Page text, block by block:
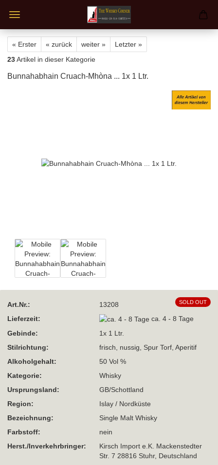
« Erster « zurück weiter »
Letzter »
23Artikel in dieser Kategorie
Bunnahabhain Cruach-Mhòna ... 1x 1 Ltr.
SOLD OUT
Art.Nr.:
13208
Lieferzeit:
ca. 4 - 8 Tage
Gebinde:
1x 1 Ltr.
Stilrichtung:
frisch, nussig, Spur Torf, Aperitif
Alkoholgehalt:
50 Vol %
Kategorie:
Whisky
Ursprungsland:
GB/Schottland
Region:
Islay / Nordküste
Bezeichnung:
Single Malt Whisky
Farbstoff:
nein
Herst./Inverkehrbringer:
Kirsch Import e.K. Mackenstedter
Str. 7 28816 Stuhr, Deutschland